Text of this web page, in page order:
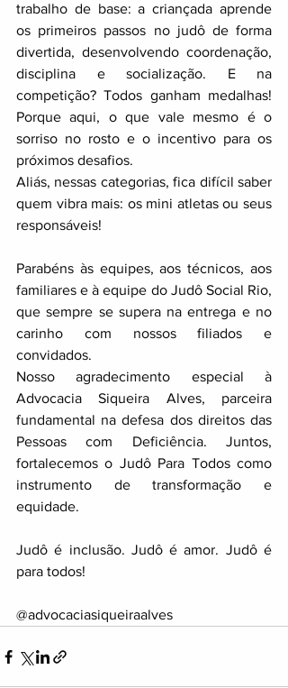
trabalho de base: a criançada aprende
os primeiros passos no judô de forma
divertida, desenvolvendo coordenação,
disciplina e socialização. E na
competição? Todos ganham medalhas!
Porque aqui, o que vale mesmo é o
sorriso no rosto e o incentivo para os
próximos desafios.
Aliás, nessas categorias, fica difícil saber
quem vibra mais: os mini atletas ou seus
responsáveis!
Parabéns às equipes, aos técnicos, aos
familiares e à equipe do Judô Social Rio,
que sempre se supera na entrega e no
carinho com nossos filiados e
convidados.
Nosso agradecimento especial à
Advocacia Siqueira Alves, parceira
fundamental na defesa dos direitos das
Pessoas com Deficiência. Juntos,
fortalecemos o Judô Para Todos como
instrumento de transformação e
equidade.
Judô é inclusão. Judô é amor. Judô é
para todos!
@advocaciasiqueiraalves